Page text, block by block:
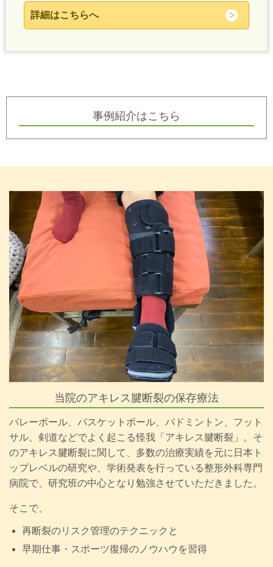
詳細はこちらへ
事例紹介はこちら
当院のアキレス腱断裂の保存療法
バレーボール、バスケットボール、バドミントン、フット
サル、剣道などでよく起こる怪我「アキレス腱断裂」。そ
のアキレス腱断裂に関して、多数の治療実績を元に日本ト
ップレベルの研究や、学術発表を行っている整形外科専門
病院で、研究班の中心となり勉強させていただきました。
そこで、
再断裂のリスク管理のテクニックと
早期仕事・スポーツ復帰のノウハウを習得